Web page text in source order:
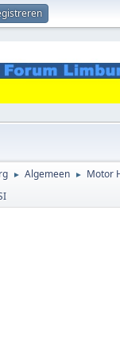
► Algemeen ► Motor